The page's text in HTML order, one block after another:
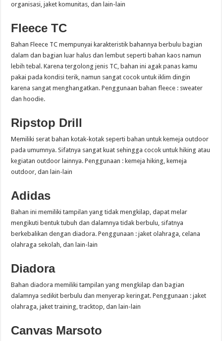
organisasi, jaket komunitas, dan lain-lain
Fleece TC
Bahan Fleece TC mempunyai karakteristik bahannya berbulu bagian
dalam dan bagian luar halus dan lembut seperti bahan kaos namun
lebih tebal. Karena tergolong jenis TC, bahan ini agak panas kamu
pakai pada kondisi terik, namun sangat cocok untuk iklim dingin
karena sangat menghangatkan. Penggunaan bahan fleece : sweater
dan hoodie.
Ripstop Drill
Memiliki serat bahan kotak-kotak seperti bahan untuk kemeja outdoor
pada umumnya. Sifatnya sangat kuat sehingga cocok untuk hiking atau
kegiatan outdoor lainnya. Penggunaan : kemeja hiking, kemeja
outdoor, dan lain-lain
Adidas
Bahan ini memiliki tampilan yang tidak mengkilap, dapat melar
mengikuti bentuk tubuh dan dalamnya tidak berbulu, sifatnya
berkebalikan dengan diadora. Penggunaan : jaket olahraga, celana
olahraga sekolah, dan lain-lain
Diadora
Bahan diadora memiliki tampilan yang mengkilap dan bagian
dalamnya sedikit berbulu dan menyerap keringat. Penggunaan : jaket
olahraga, jaket training, tracktop, dan lain-lain
Canvas Marsoto